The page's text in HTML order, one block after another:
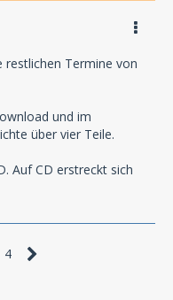
restlichen Termine von
und im
über vier Teile.
Auf CD erstreckt sich
4